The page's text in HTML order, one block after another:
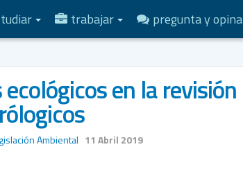
trabajar pregunta y opina
en la revisión
Ambiental 11 Abril 2019